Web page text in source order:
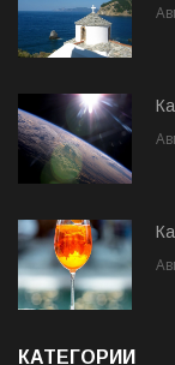
КАТЕГОРИИ